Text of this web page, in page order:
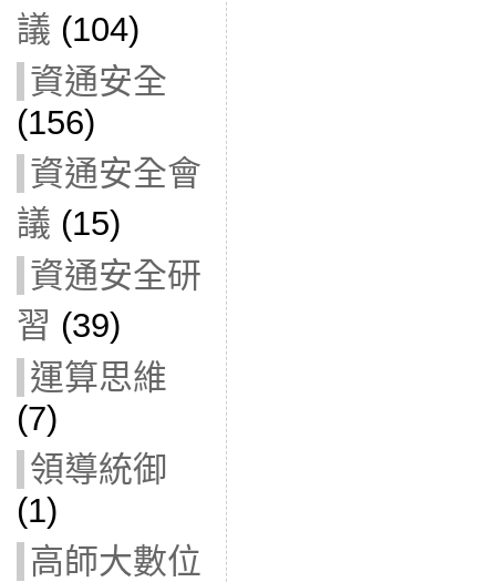
議 (104)
資通安全
(156)
資通安全會
議 (15)
資通安全研
習 (39)
運算思維
(7)
領導統御
(1)
高師大數位